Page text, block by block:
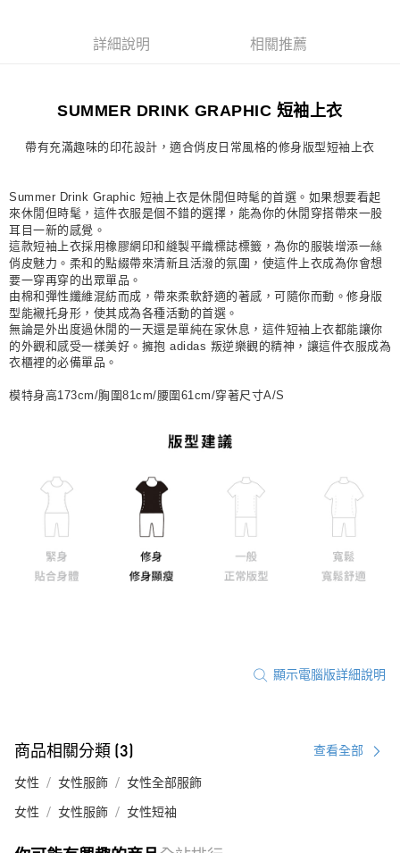
付款後7-11取貨詳細說明 相關推薦
SUMMER DRINK GRAPHIC 短袖上衣
帶有充滿趣味的印花設計，適合俏皮日常風格的修身版型短袖上衣
Summer Drink Graphic 短袖上衣是休閒但時髦的首選。如果想要看起
來休閒但時髦，這件衣服是個不錯的選擇，能為你的休閒穿搭帶來一股
耳目一新的感覺。
這款短袖上衣採用橡膠網印和縫製平織標誌標籤，為你的服裝增添一絲
俏皮魅力。柔和的點綴帶來清新且活潑的氛圍，使這件上衣成為你會想
要一穿再穿的出眾單品。
由棉和彈性纖維混紡而成，帶來柔軟舒適的著感，可隨你而動。修身版
型能襯托身形，使其成為各種活動的首選。
無論是外出度過休閒的一天還是單純在家休息，這件短袖上衣都能讓你
的外觀和感受一樣美好。擁抱 adidas 叛逆樂觀的精神，讓這件衣服成為
衣櫃裡的必備單品。
模特身高173cm/胸圍81cm/腰圍61cm/穿著尺寸A/S
顯示電腦版詳細說明
商品相關分類 (3) 查看全部
女性 女性服飾 女性全部服飾
女性 女性服飾 女性短袖